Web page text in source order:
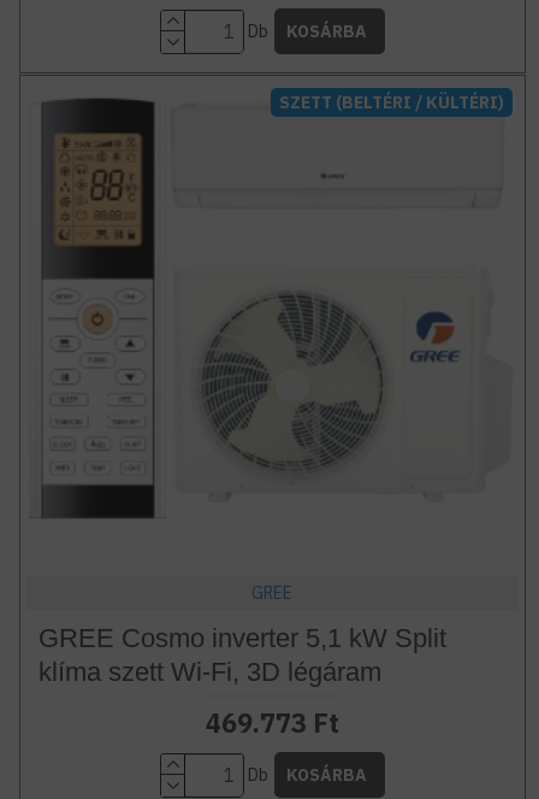
Db KOSÁRBA
SZETT (BELTÉRI / KÜLTÉRI)
GREE
GREE Cosmo inverter 5,1 kW Split
klíma szett Wi-Fi, 3D légáram
469.773 Ft
Db KOSÁRBA